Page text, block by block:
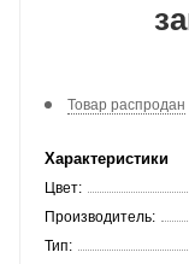
Товар распродан
Характеристики
Цвет:
Производитель:
Тип: